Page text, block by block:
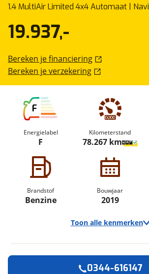
1.4 MultiAir Limited 4x4 Automaat |
F
Energielabel
F
Kilometerstand
78.267 km
Brandstof
Benzine
Bouwjaar
2019
Toon alle kenmerken
19.937,-
Bereken je financiering
Bereken je verzekering
0344-616147